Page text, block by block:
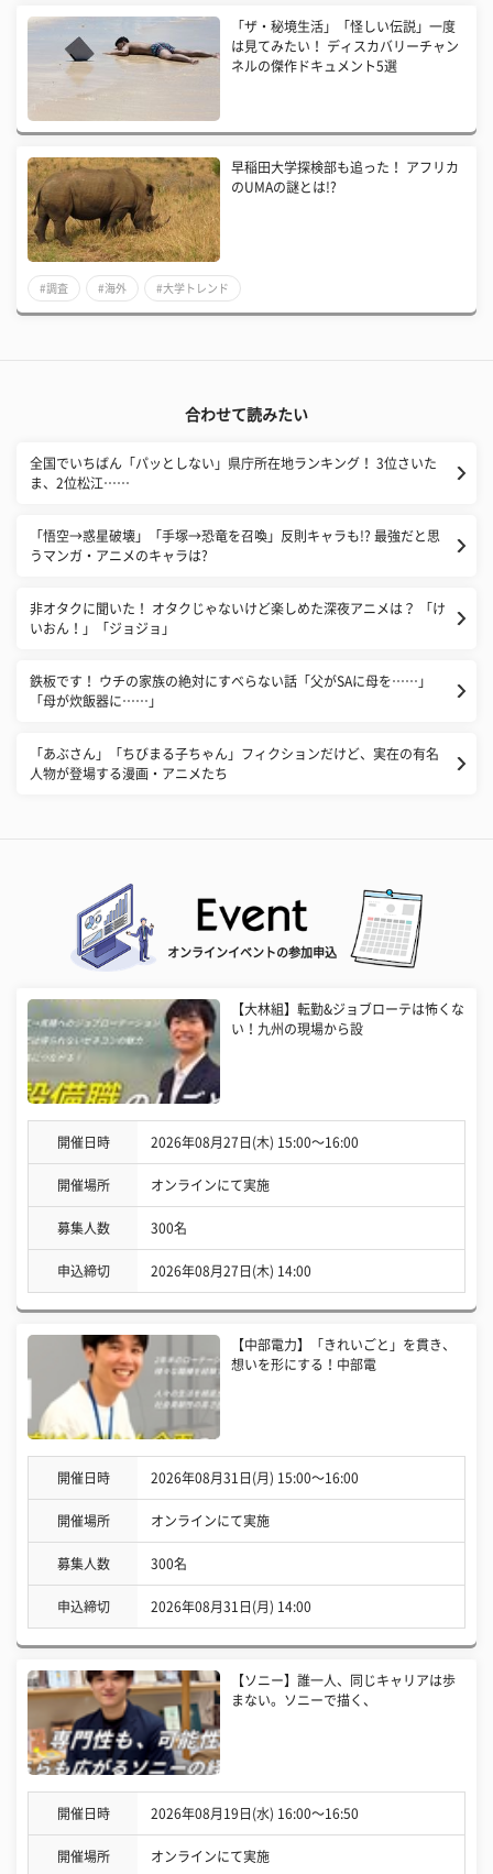
「ザ・秘境生活」「怪しい伝説」一度
は見てみたい！ ディスカバリーチャン
ネルの傑作ドキュメント5選
早稲田大学探検部も追った！ アフリカ
のUMAの謎とは!?
#調査 #海外 #大学トレンド
合わせて読みたい
全国でいちばん「パッとしない」県庁所在地ランキング！ 3位さいた
ま、2位松江……
「悟空→惑星破壊」「手塚→恐竜を召喚」反則キャラも!? 最強だと思
うマンガ・アニメのキャラは?
非オタクに聞いた！ オタクじゃないけど楽しめた深夜アニメは？ 「け
いおん！」「ジョジョ」
鉄板です！ ウチの家族の絶対にすべらない話「父がSAに母を……」
「母が炊飯器に……」
「あぶさん」「ちびまる子ちゃん」フィクションだけど、実在の有名
人物が登場する漫画・アニメたち
オンラインイベントの参加申込
【大林組】転勤&ジョブローテは怖くな
い！九州の現場から設
開催日時 2026年08月27日(木) 15:00〜16:00
開催場所 オンラインにて実施
募集人数 300名
申込締切 2026年08月27日(木) 14:00
【中部電力】「きれいごと」を貫き、
想いを形にする！中部電
開催日時 2026年08月31日(月) 15:00〜16:00
開催場所 オンラインにて実施
募集人数 300名
申込締切 2026年08月31日(月) 14:00
【ソニー】誰一人、同じキャリアは歩
まない。ソニーで描く、
開催日時 2026年08月19日(水) 16:00〜16:50
開催場所 オンラインにて実施